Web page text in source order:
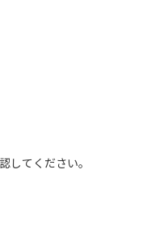
してください。